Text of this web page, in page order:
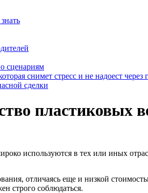
сценариям
снимет стресс и не надоест через
сделки
пластиковых
используются в тех или иных
отличаясь еще и низкой
строго соблюдаться.